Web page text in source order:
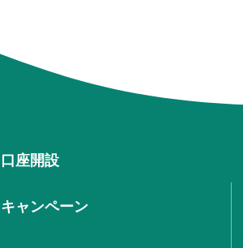
口座開設
キャンペーン